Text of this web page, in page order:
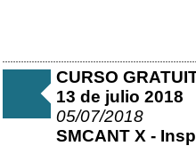
CURSO
13 de julio 2018
05/07/2018
SMCANT X -